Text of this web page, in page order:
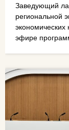
Заведующий
региональной
экономических
эфире